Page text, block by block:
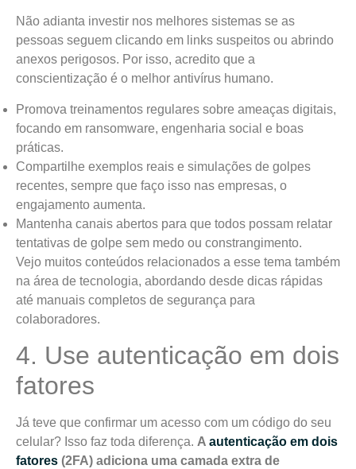
Não adianta investir nos melhores sistemas se as
pessoas seguem clicando em links suspeitos ou abrindo
anexos perigosos. Por isso, acredito que a
conscientização é o melhor antivírus humano.
Promova treinamentos regulares sobre ameaças digitais,
focando em ransomware, engenharia social e boas
práticas.
Compartilhe exemplos reais e simulações de golpes
recentes, sempre que faço isso nas empresas, o
engajamento aumenta.
Mantenha canais abertos para que todos possam relatar
tentativas de golpe sem medo ou constrangimento.
Vejo muitos conteúdos relacionados a esse tema também
na área de tecnologia, abordando desde dicas rápidas
até manuais completos de segurança para
colaboradores.
4. Use autenticação em dois
fatores
Já teve que confirmar um acesso com um código do seu
celular? Isso faz toda diferença. A autenticação em dois
fatores (2FA) adiciona uma camada extra de